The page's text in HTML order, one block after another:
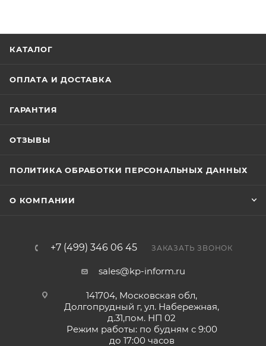
КАТАЛОГ
ОПЛАТА И ДОСТАВКА
ГАРАНТИЯ
ОТЗЫВЫ
ПОЛИТИКА ОБРАБОТКИ ПЕРСОНАЛЬНЫХ ДАННЫХ
О КОМПАНИИ
+7 (499) 346 06 45 ЗАКАЗАТЬ ЗВОНОК
sales@kp-inform.ru
141704, Московская обл,
Долгопрудный г, ул. Набережная,
д.31,пом. НП 02
Режим работы: по будням с 9:00
до 17:00 часов